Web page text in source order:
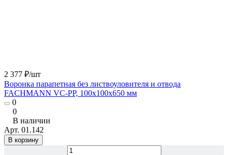
2 377 ₽/шт
Воронка парапетная без листвоуловителя и отвода
FACHMANN VC-PP, 100x100х650 мм
0
0
В наличии
Арт. 01.142
В корзину